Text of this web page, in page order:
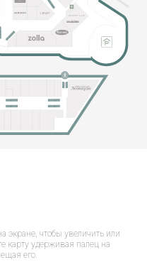
экране, чтобы увеличить или
удерживая палец на
его.